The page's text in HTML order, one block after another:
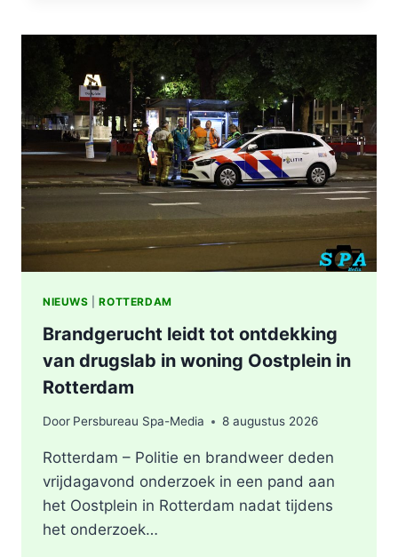
NIEUWS |ROTTERDAM
Brandgerucht leidt tot ontdekking
van drugslab in woning Oostplein in
Rotterdam
Door Persbureau Spa-Media 8 augustus 2026
Rotterdam – Politie en brandweer deden
vrijdagavond onderzoek in een pand aan
het Oostplein in Rotterdam nadat tijdens
het onderzoek…